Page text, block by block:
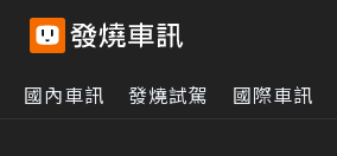
國內車訊 發燒試駕 國際車訊